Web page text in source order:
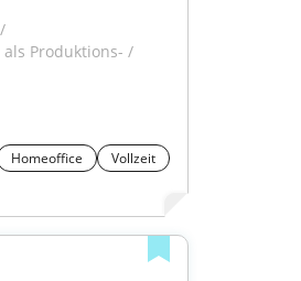
Produktions- /
Homeoffice Vollzeit